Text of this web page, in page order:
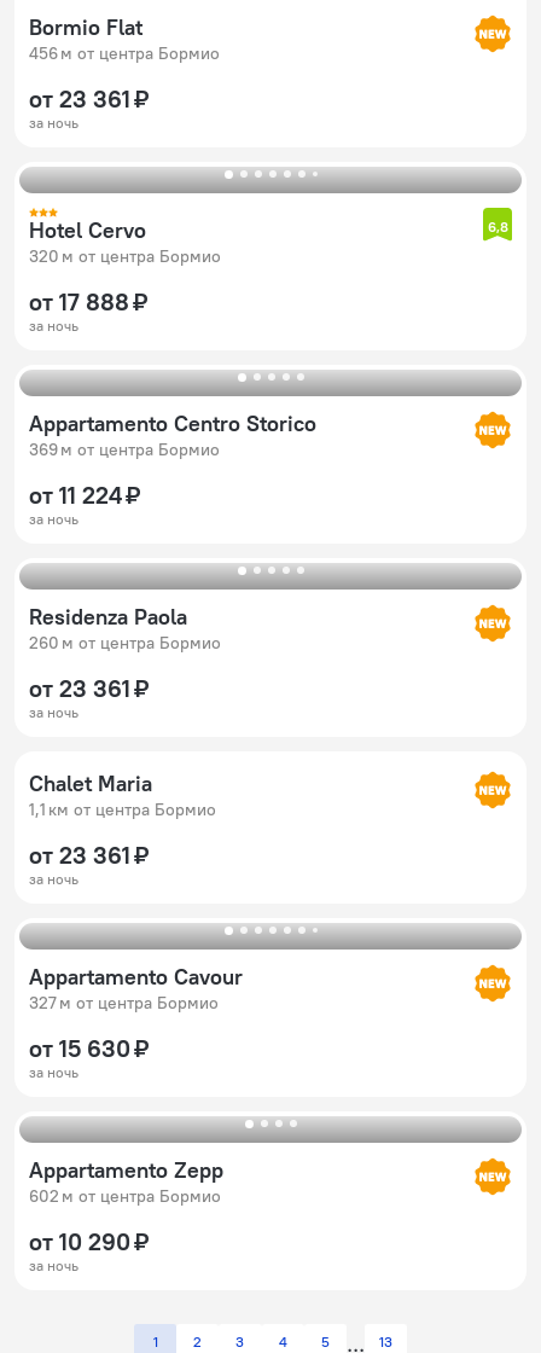
Bormio Flat
456 м от центра Бормио
от 23 361 ₽
за ночь
Hotel Cervo
320 м от центра Бормио
6,8
от 17 888 ₽
за ночь
Appartamento Centro Storico
369 м от центра Бормио
от 11 224 ₽
за ночь
Residenza Paola
260 м от центра Бормио
от 23 361 ₽
за ночь
Chalet Maria
1,1 км от центра Бормио
от 23 361 ₽
за ночь
Appartamento Cavour
327 м от центра Бормио
от 15 630 ₽
за ночь
Appartamento Zepp
602 м от центра Бормио
от 10 290 ₽
за ночь
1 2 3 4 5 13